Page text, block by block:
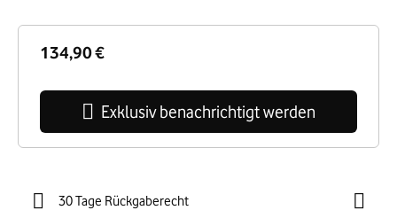
134,90 €
Exklusiv benachrichtigt werden
30 Tage Rückgaberecht